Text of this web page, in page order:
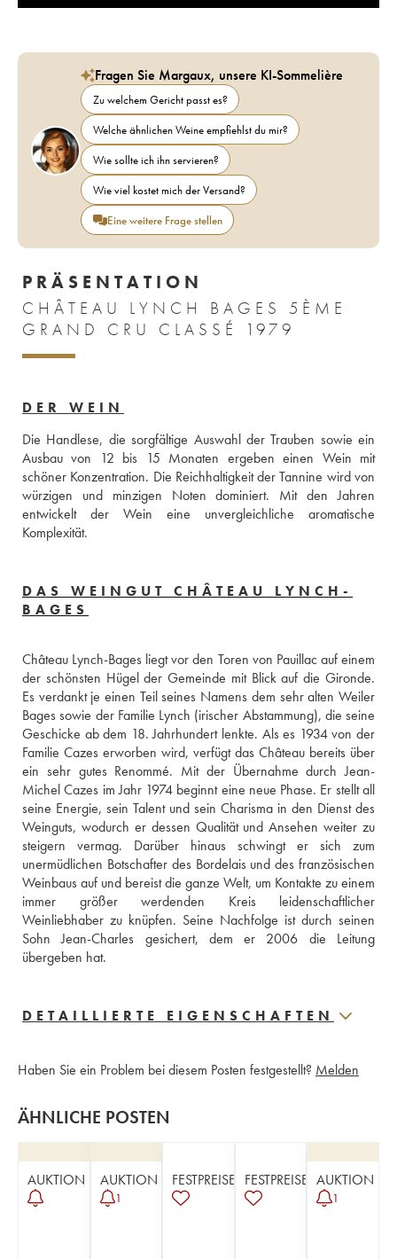
Fragen Sie Margaux, unsere KI-Sommelière
Zu welchem Gericht passt es?
Welche ähnlichen Weine empfiehlst du mir?
Wie sollte ich ihn servieren?
Wie viel kostet mich der Versand?
Eine weitere Frage stellen
PRÄSENTATION
CHÂTEAU LYNCH BAGES 5ÈME
GRAND CRU CLASSÉ 1979
DER WEIN
Die Handlese, die sorgfältige Auswahl der Trauben sowie ein
Ausbau von 12 bis 15 Monaten ergeben einen Wein mit
schöner Konzentration. Die Reichhaltigkeit der Tannine wird von
würzigen und minzigen Noten dominiert. Mit den Jahren
entwickelt der Wein eine unvergleichliche aromatische
Komplexität.
DAS WEINGUT CHÂTEAU LYNCH-
BAGES
Château Lynch-Bages liegt vor den Toren von Pauillac auf einem
der schönsten Hügel der Gemeinde mit Blick auf die Gironde.
Es verdankt je einen Teil seines Namens dem sehr alten Weiler
Bages sowie der Familie Lynch (irischer Abstammung), die seine
Geschicke ab dem 18. Jahrhundert lenkte. Als es 1934 von der
Familie Cazes erworben wird, verfügt das Château bereits über
ein sehr gutes Renommé. Mit der Übernahme durch Jean-
Michel Cazes im Jahr 1974 beginnt eine neue Phase. Er stellt all
seine Energie, sein Talent und sein Charisma in den Dienst des
Weinguts, wodurch er dessen Qualität und Ansehen weiter zu
steigern vermag. Darüber hinaus schwingt er sich zum
unermüdlichen Botschafter des Bordelais und des französischen
Weinbaus auf und bereist die ganze Welt, um Kontakte zu einem
immer größer werdenden Kreis leidenschaftlicher
Weinliebhaber zu knüpfen. Seine Nachfolge ist durch seinen
Sohn Jean-Charles gesichert, dem er 2006 die Leitung
übergeben hat.
DETAILLIERTE EIGENSCHAFTEN
Haben Sie ein Problem bei diesem Posten festgestellt? Melden
ÄHNLICHE POSTEN
AUKTION AUKTION
1
FESTPREISE FESTPREISE AUKTION
1